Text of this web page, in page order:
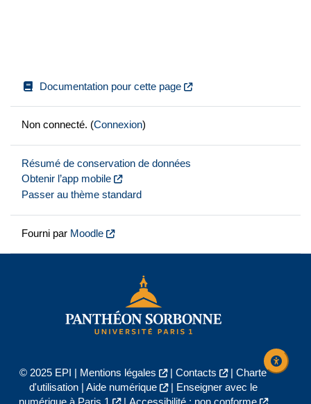
Documentation pour cette page
Non connecté. (Connexion)
Résumé de conservation de données
Obtenir l’app mobile
Passer au thème standard
Fourni par Moodle
© 2025 EPI | Mentions légales | Contacts | Charte
d'utilisation| Aide numérique |
Enseigner avec le